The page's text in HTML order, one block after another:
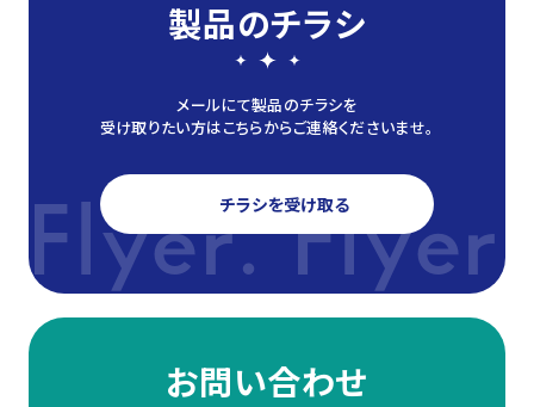
製品のチラシ
メールにて製品のチラシを
受け取りたい方はこちらからご連絡くださいませ。
チラシを受け取る
Flyer. Flyer.
お問い合わせ